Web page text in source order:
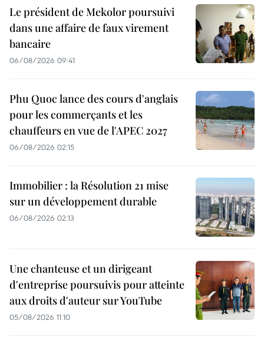
Le président de Mekolor poursuivi
dans une affaire de faux virement
bancaire
06/08/2026 09:41
Phu Quoc lance des cours d'anglais
pour les commerçants et les
chauffeurs en vue de l'APEC 2027
06/08/2026 02:15
Immobilier : la Résolution 21 mise
sur un développement durable
06/08/2026 02:13
Une chanteuse et un dirigeant
d'entreprise poursuivis pour atteinte
aux droits d'auteur sur YouTube
05/08/2026 11:10